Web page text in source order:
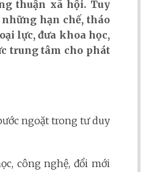
thuận xã hội. Tuy
hạn chế, tháo
lực, đưa khoa học,
trung tâm cho phát
ngoặt trong tư duy
công nghệ, đổi mới